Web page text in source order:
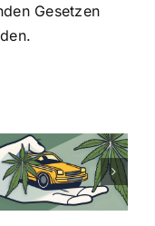
Gesetzen
Cannabis
Samen
kaufen: Alles
was Sie